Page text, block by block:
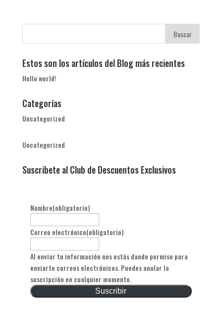
era:
es:
Estos son los artículos del Blog más recientes
Hello world!
Categorías
Uncategorized
Uncategorized
Suscribete al Club de Descuentos Exclusivos
Nombre(obligatorio)
Correo electrónico(obligatorio)
Al enviar tu información nos estás dando permiso para
enviarte correos electrónicos. Puedes anular la
suscripción en cualquier momento.
Suscribir